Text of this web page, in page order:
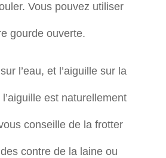
Vous pouvez utiliser
gourde ouverte.
l’eau, et l’aiguille sur la
est naturellement
conseille de la frotter
contre de la laine ou